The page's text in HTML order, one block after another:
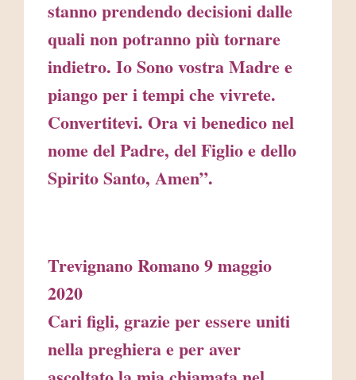
stanno prendendo decisioni dalle
quali non potranno più tornare
indietro. Io Sono vostra Madre e
piango per i tempi che vivrete.
Convertitevi. Ora vi benedico nel
nome del Padre, del Figlio e dello
Spirito Santo, Amen”.
Trevignano Romano 9 maggio
2020
Cari figli, grazie per essere uniti
nella preghiera e per aver